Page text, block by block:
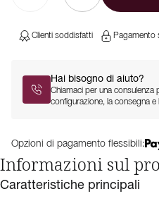
Clienti soddisfatti Pagamento
Hai bisogno di aiuto?
Chiamaci per una consulenza
configurazione, la consegna e
Opzioni di pagamento flessibili:
Informazioni sul
Caratteristiche principali